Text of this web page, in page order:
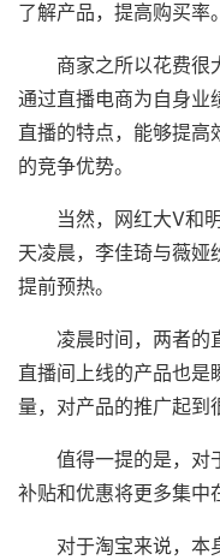
了解产品，提高购买率。
商家之所以花费很大
通过直播电商为自身业
直播的特点，能够提高
的竞争优势。
当然，网红大V和明
天凌晨，李佳琦与薇
提前预热。
凌晨时间，两者的直
直播间上线的产品也
量，对产品的推广起到
值得一提的是，对于
补贴和优惠将更多集中
对于淘宝来说，本